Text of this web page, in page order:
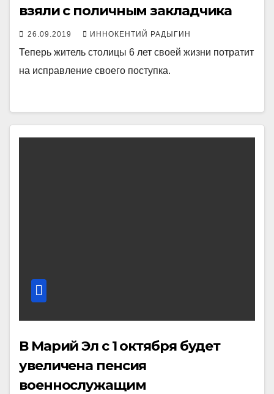
взяли с поличным закладчика
26.09.2019 ИННОКЕНТИЙ РАДЫГИН
Теперь житель столицы 6 лет своей жизни потратит
на исправление своего поступка.
В Марий Эл с 1 октября будет
увеличена пенсия
военнослужащим